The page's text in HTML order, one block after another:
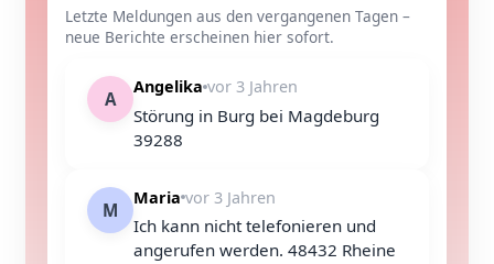
Letzte Meldungen aus den vergangenen Tagen –
neue Berichte erscheinen hier sofort.
A
Angelika vor 3 Jahren
Störung in Burg bei Magdeburg
39288
M
Maria vor 3 Jahren
Ich kann nicht telefonieren und
angerufen werden. 48432 Rheine